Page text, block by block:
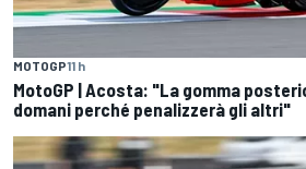
MOTOGP11 h
MotoGP | Acosta: "La gomma
domani perché penalizzerà gli altri"